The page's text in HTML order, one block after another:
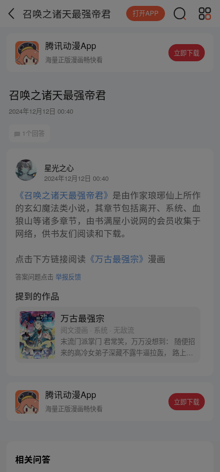
召唤之诸天最强帝君 打开APP
腾讯动漫App
海量正版漫画畅快看
立即下载
召唤之诸天最强帝君
2024年12月12日 00:40
1个回答
星光之心
2024年12月12日 00:40
《召唤之诸天最强帝君》 是由作家琅琊仙上所作
的玄幻魔法类小说，其章节包括离开、系统、血
狼山等诸多章节，由书满屋小说网的会员收集于
网络，供书友们阅读和下载。
点击下方链接阅读 《万古最强宗》 漫画
答案问题点击 举报反馈
提到的作品
万古最强宗
阅文漫画 · 系统 · 无敌流
末流门派掌门 君常笑，万万没想到： 随便招
来的高冷女弟子深藏不露牛逼拉轰， 路上闭
苍要我末流门派逆天，挡不住啊
腾讯动漫App
海量正版漫画畅快看
立即下载
相关问答